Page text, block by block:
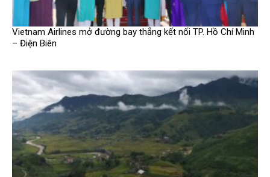
Vietnam Airlines mở đường bay thẳng kết nối TP. Hồ Chí Minh
– Điện Biên